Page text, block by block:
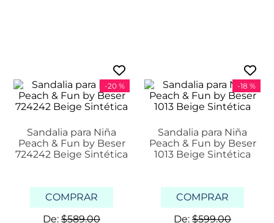
-20 %
Sandalia para Niña
Peach & Fun by Beser
724242 Beige Sintética
COMPRAR
De: $589.00
-18 %
Sandalia para Niña
Peach & Fun by Beser
1013 Beige Sintética
COMPRAR
De: $599.00